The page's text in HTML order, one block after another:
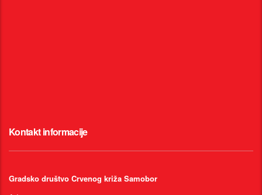
Kontakt informacije
Gradsko društvo Crvenog križa Samobor